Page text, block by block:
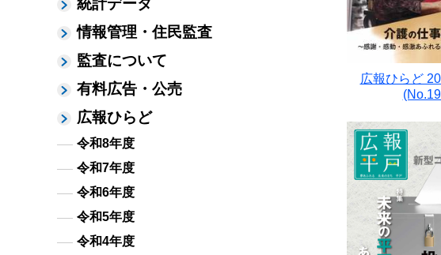
統計データ
情報管理・住民監査
監査について
有料広告・公売
広報ひらど
令和8年度
令和7年度
令和6年度
令和5年度
令和4年度
広報ひらど